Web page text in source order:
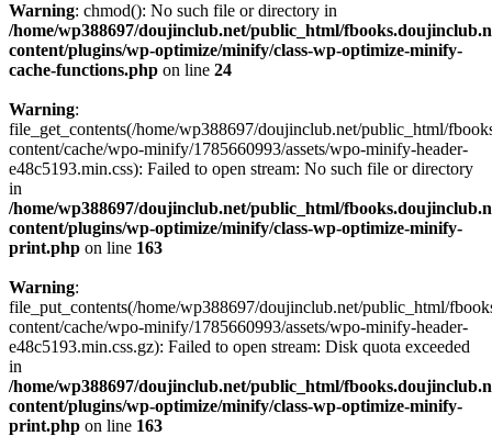
Warning: chmod(): No such file or directory in
/home/wp388697/doujinclub.net/public_html/
content/plugins/wp-optimize/minify/class-wp-optimize-minify-
cache-functions.php on line 24
Warning:
file_get_contents(/home/wp388697/doujinclub.net/public_html/
content/cache/wpo-minify/1785660993/assets/wpo-minify-header-
e48c5193.min.css): Failed to open stream: No such file or directory
in
/home/wp388697/doujinclub.net/public_html/
content/plugins/wp-optimize/minify/class-wp-optimize-minify-
print.php on line 163
Warning:
file_put_contents(/home/wp388697/doujinclub.net/public_html/
content/cache/wpo-minify/1785660993/assets/wpo-minify-header-
e48c5193.min.css.gz): Failed to open stream: Disk quota exceeded
in
/home/wp388697/doujinclub.net/public_html/
content/plugins/wp-optimize/minify/class-wp-optimize-minify-
print.php on line 163